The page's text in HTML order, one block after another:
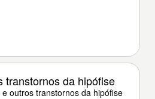
transtornos da hipófise
outros transtornos da hipófise